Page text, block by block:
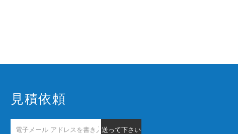
見積依頼
送って下さい